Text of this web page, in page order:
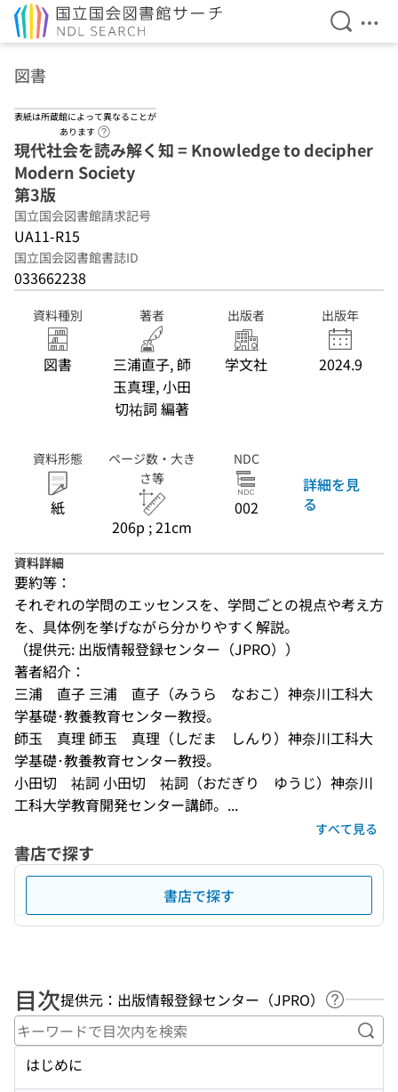
検索を
メ
図書
表紙は所蔵館によって異なることが
あります
現代社会を読み解く知 = Knowledge to decipher
Modern Society
第3版
国立国会図書館請求記号
UA11-R15
国立国会図書館書誌ID
033662238
資料種別
図書
著者
三浦直子, 師
玉真理, 小田
切祐詞 編著
出版者
学文社
出版年
2024.9
資料形態
紙
ページ数・大き
さ等
206p ; 21cm
NDC
002
詳細を見
る
資料詳細
要約等：
それぞれの学問のエッセンスを、学問ごとの視点や考え方
を、具体例を挙げながら分かりやすく解説。
（提供元: 出版情報登録センター（JPRO））
著者紹介：
三浦　直子 三浦　直子（みうら　なおこ）神奈川工科大
学基礎･教養教育センター教授。
師玉　真理 師玉　真理（しだま　しんり）神奈川工科大
学基礎･教養教育センター教授。
小田切　祐詞 小田切　祐詞（おだぎり　ゆうじ）神奈川
工科大学教育開発センター講師。...
すべて見る
書店で探す
書店で探す
目次提供元：出版情報登録センター（JPRO）
ヘルプペ
キ
はじめに